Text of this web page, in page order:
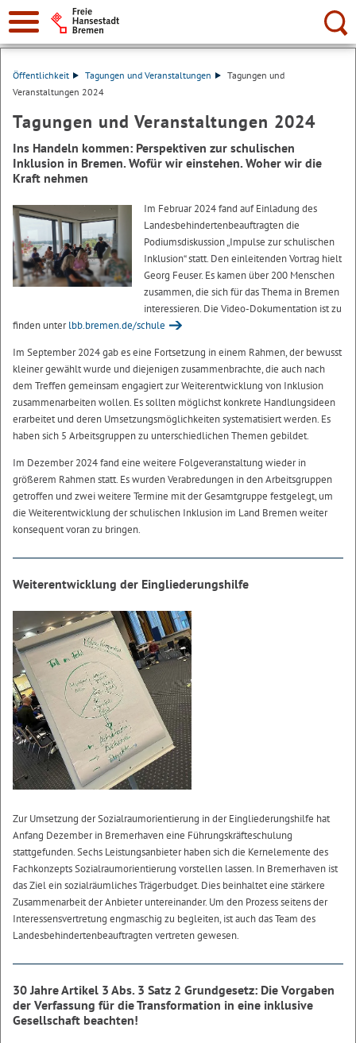
Suche:
Öffentlichkeit Tagungen und Veranstaltungen
Tagungen und
Veranstaltungen 2024
Tagungen und Veranstaltungen 2024
Ins Handeln kommen: Perspektiven zur schulischen
Inklusion in Bremen. Wofür wir einstehen. Woher wir die
Kraft nehmen
Im Februar 2024 fand auf Einladung des
Landesbehindertenbeauftragten die
Podiumsdiskussion „Impulse zur schulischen
Inklusion“ statt. Den einleitenden Vortrag hielt
Georg Feuser. Es kamen über 200 Menschen
zusammen, die sich für das Thema in Bremen
interessieren. Die Video-Dokumentation ist zu
finden unterlbb.bremen.de/schule
Im September 2024 gab es eine Fortsetzung in einem Rahmen, der bewusst
kleiner gewählt wurde und diejenigen zusammenbrachte, die auch nach
dem Treffen gemeinsam engagiert zur Weiterentwicklung von Inklusion
zusammenarbeiten wollen. Es sollten möglichst konkrete Handlungsideen
erarbeitet und deren Umsetzungsmöglichkeiten systematisiert werden. Es
haben sich 5 Arbeitsgruppen zu unterschiedlichen Themen gebildet.
Im Dezember 2024 fand eine weitere Folgeveranstaltung wieder in
größerem Rahmen statt. Es wurden Verabredungen in den Arbeitsgruppen
getroffen und zwei weitere Termine mit der Gesamtgruppe festgelegt, um
die Weiterentwicklung der schulischen Inklusion im Land Bremen weiter
konsequent voran zu bringen.
Weiterentwicklung der Eingliederungshilfe
Zur Umsetzung der Sozialraumorientierung in der Eingliederungshilfe hat
Anfang Dezember in Bremerhaven eine Führungskräfteschulung
stattgefunden. Sechs Leistungsanbieter haben sich die Kernelemente des
Fachkonzepts Sozialraumorientierung vorstellen lassen. In Bremerhaven ist
das Ziel ein sozialräumliches Trägerbudget. Dies beinhaltet eine stärkere
Zusammenarbeit der Anbieter untereinander. Um den Prozess seitens der
Interessensvertretung engmaschig zu begleiten, ist auch das Team des
Landesbehindertenbeauftragten vertreten gewesen.
30 Jahre Artikel 3 Abs. 3 Satz 2 Grundgesetz: Die Vorgaben
der Verfassung für die Transformation in eine inklusive
Gesellschaft beachten!